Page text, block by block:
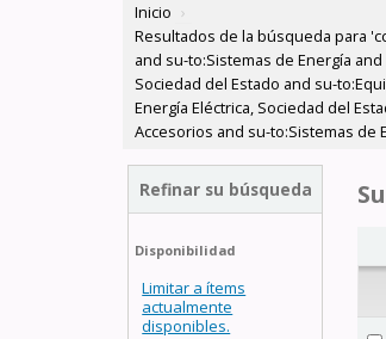
Inicio ›
Resultados de la búsqueda para
and su-to:Sistemas de Energía
Sociedad del Estado and su-
Energía Eléctrica, Sociedad del
Accesorios and su-to:Sistemas de
Refinar su búsqueda
Disponibilidad
Limitar a ítems
actualmente
disponibles.